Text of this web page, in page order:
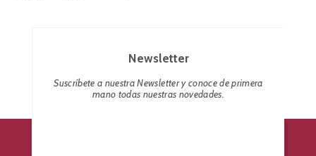
Newsletter
Suscríbete a nuestra Newsletter y conoce de primera
mano todas nuestras novedades.